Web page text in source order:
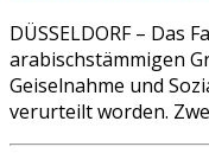
DÜSSELDORF – Das
arabischstämmigen
Geiselnahme und
verurteilt worden.